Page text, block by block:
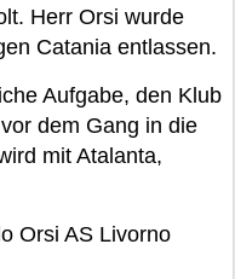
Herr Orsi wurde
Catania entlassen.
Aufgabe, den Klub
dem Gang in die
mit Atalanta,
Orsi AS Livorno